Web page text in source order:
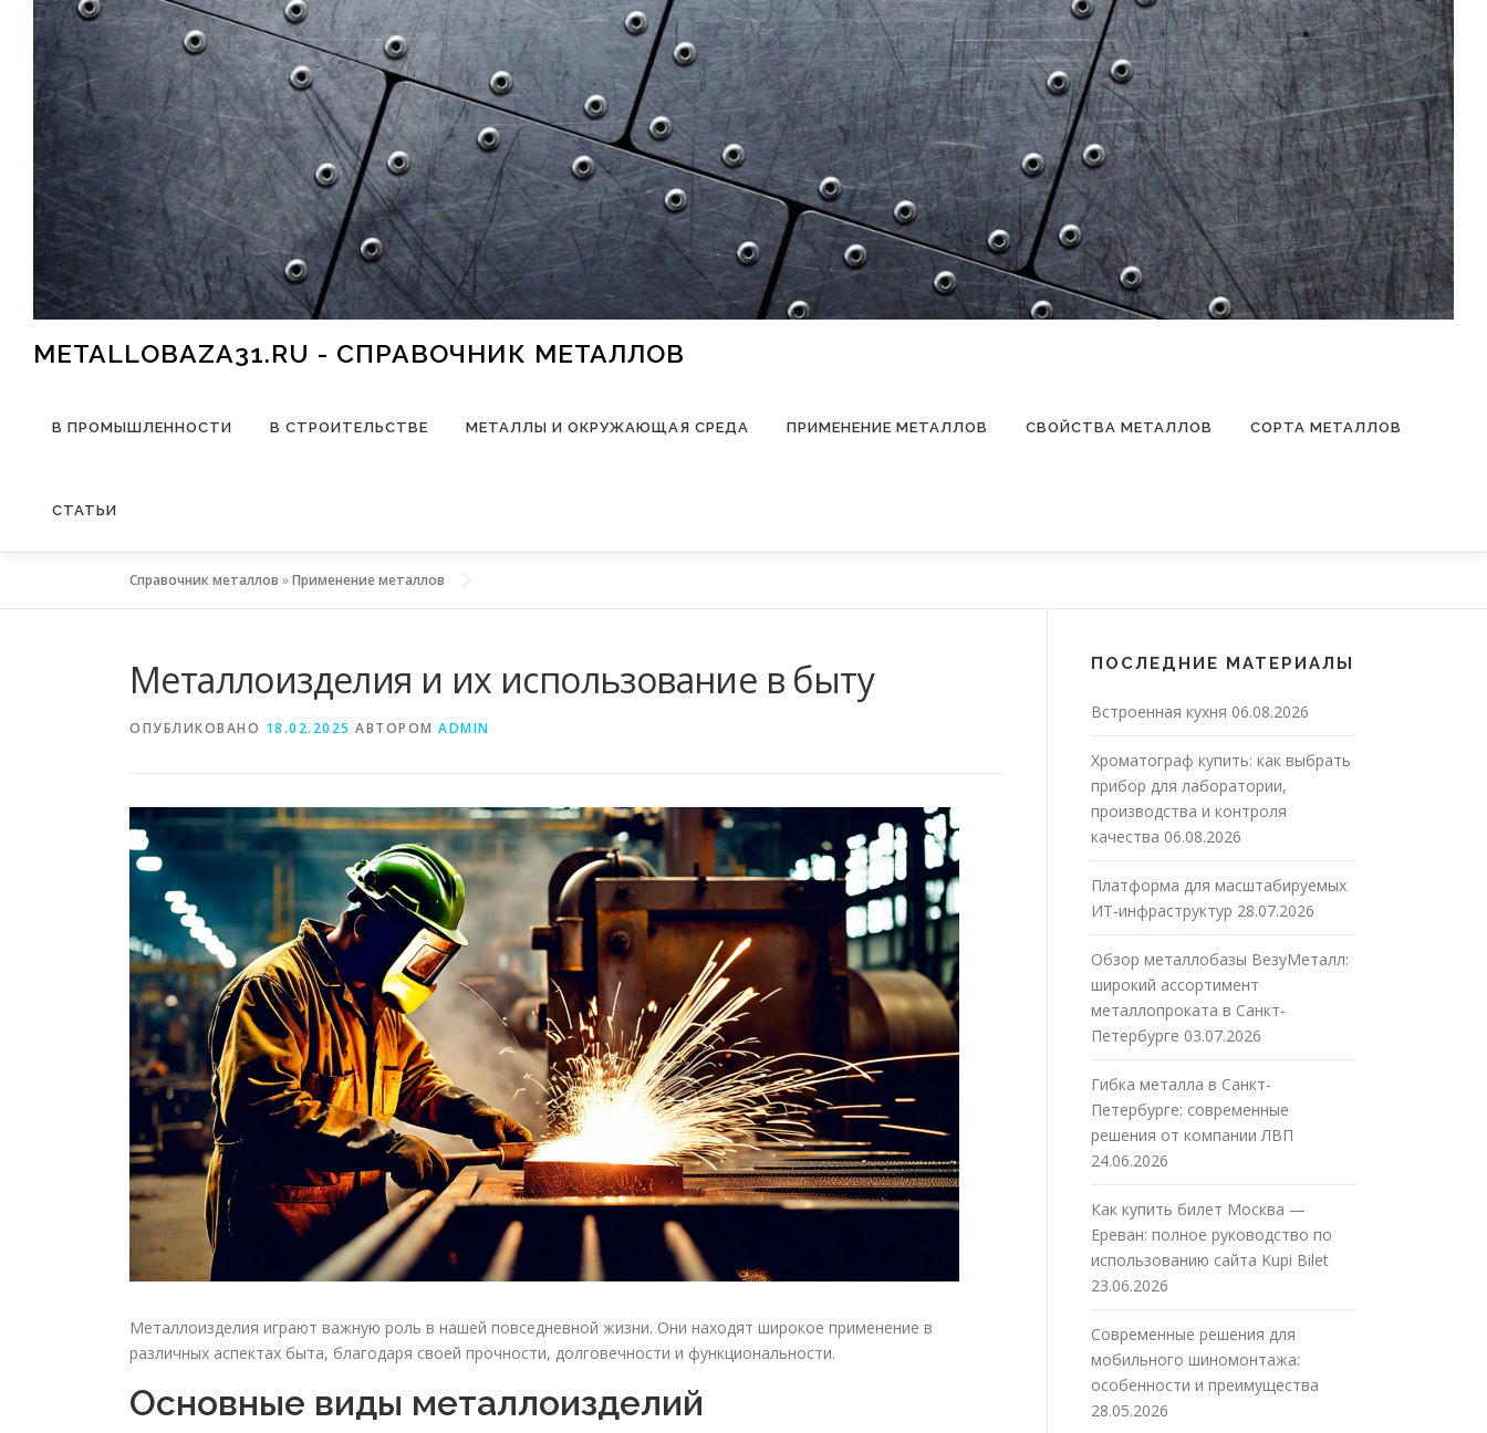
Перейти к содержимому
METALLOBAZA31.RU - СПРАВОЧНИК МЕТАЛЛОВ
В ПРОМЫШЛЕННОСТИ В СТРОИТЕЛЬСТВЕ МЕТАЛЛЫ И ОКРУЖАЮЩАЯ СРЕДА ПРИМЕНЕНИЕ МЕТАЛЛОВ СВОЙСТВА МЕТАЛЛОВ СОРТА МЕТАЛЛОВ
СТАТЬИ
Справочник металлов »Применение металлов
Металлоизделия и их использование в быту
ОПУБЛИКОВАНО 18.02.2025 АВТОРОМ ADMIN
Металлоизделия играют важную роль в нашей повседневной жизни. Они находят широкое применение в
различных аспектах быта, благодаря своей прочности, долговечности и функциональности.
Основные виды металлоизделий
ПОСЛЕДНИЕ МАТЕРИАЛЫ
Встроенная кухня 06.08.2026
Хроматограф купить: как выбрать
прибор для лаборатории,
производства и контроля
качества 06.08.2026
Платформа для масштабируемых
ИТ-инфраструктур 28.07.2026
Обзор металлобазы ВезуМеталл:
широкий ассортимент
металлопроката в Санкт-
Петербурге 03.07.2026
Гибка металла в Санкт-
Петербурге: современные
решения от компании ЛВП
24.06.2026
Как купить билет Москва —
Ереван: полное руководство по
использованию сайта Kupi Bilet
23.06.2026
Современные решения для
мобильного шиномонтажа:
особенности и преимущества
28.05.2026